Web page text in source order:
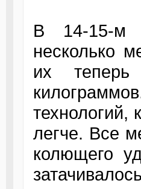
В 14-15-м
несколько
их
технологий,
легче. Все
колющего